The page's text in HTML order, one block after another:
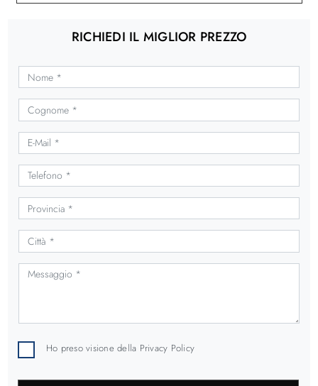
RICHIEDI IL MIGLIOR PREZZO
Ho preso visione della Privacy Policy